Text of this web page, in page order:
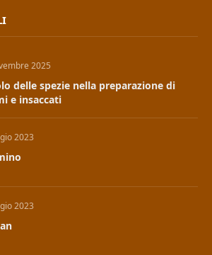
2025
delle spezie nella preparazione di
e insaccati
2023
2023